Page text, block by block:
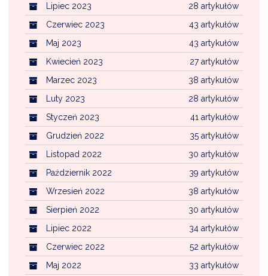
28 artykułów
Lipiec 2023
43 artykułów
Czerwiec 2023
43 artykułów
Maj 2023
27 artykułów
Kwiecień 2023
38 artykułów
Marzec 2023
28 artykułów
Luty 2023
41 artykułów
Styczeń 2023
35 artykułów
Grudzień 2022
30 artykułów
Listopad 2022
39 artykułów
Październik 2022
38 artykułów
Wrzesień 2022
30 artykułów
Sierpień 2022
34 artykułów
Lipiec 2022
52 artykułów
Czerwiec 2022
33 artykułów
Maj 2022